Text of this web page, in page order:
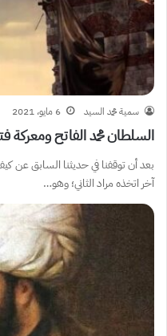
سمية محمد السيد 6 مايو، 2021
السلطان محمد الفاتح ومعركة
بعد أن توقفنا في حديثنا السابق عن
آخر اتخذه مراد الثاني؛ وهو…